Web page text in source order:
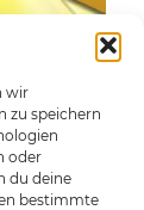
wir
zu speichern
oder
du deine
bestimmte